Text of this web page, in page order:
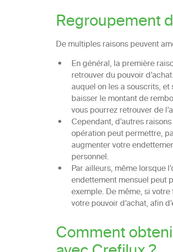
Regroupement
De multiples raisons peuvent
En général, la première
retrouver du pouvoir
auquel on les a souscrits,
baisser le montant de
vous pourrez retrouver de
Cependant, d’autres
opération peut permettre,
augmenter votre
personnel.
Par ailleurs, même lorsque
endettement mensuel peut
exemple. De même, si
votre pouvoir d’achat, afin
Comment